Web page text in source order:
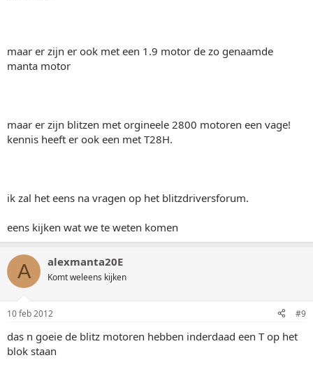
maar er zijn er ook met een 1.9 motor de zo genaamde
manta motor
maar er zijn blitzen met orgineele 2800 motoren een vage!
kennis heeft er ook een met T28H.
ik zal het eens na vragen op het blitzdriversforum.
eens kijken wat we te weten komen
A alexmanta20E
Komt weleens kijken
10 feb 2012 #9
das n goeie de blitz motoren hebben inderdaad een T op het
blok staan